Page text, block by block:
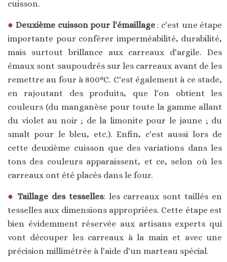
cuisson.
Deuxième cuisson pour l'émaillage: c'est une étape
importante pour conférer imperméabilité, durabilité,
mais surtout brillance aux carreaux d'argile. Des
émaux sont saupoudrés sur les carreaux avant de les
remettre au four à 800°C. C'est également à ce stade,
en rajoutant des produits, que l'on obtient les
couleurs (du manganèse pour toute la gamme allant
du violet au noir ; de la limonite pour le jaune ; du
smalt pour le bleu, etc.). Enfin, c'est aussi lors de
cette deuxième cuisson que des variations dans les
tons des couleurs apparaissent, et ce, selon où les
carreaux ont été placés dans le four.
Taillage des tesselles: les carreaux sont taillés en
tesselles aux dimensions appropriées. Cette étape est
bien évidemment réservée aux artisans experts qui
vont découper les carreaux à la main et avec une
précision millimétrée à l'aide d'un marteau spécial.